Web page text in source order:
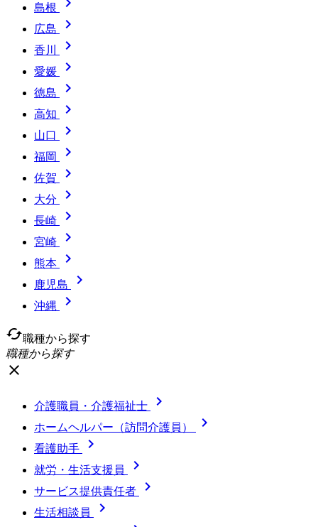
島根
広島 
香川 
愛媛 
徳島 
高知 
山口 
福岡 
佐賀 
大分 
長崎 
宮崎 
熊本 
鹿児島 
沖縄

cached職種から探す
職種から探す
close
介護職員・介護福祉士 
ホームヘルパー（訪問介護員） 
看護助手 
就労・生活支援員 
サービス提供責任者 
生活相談員 